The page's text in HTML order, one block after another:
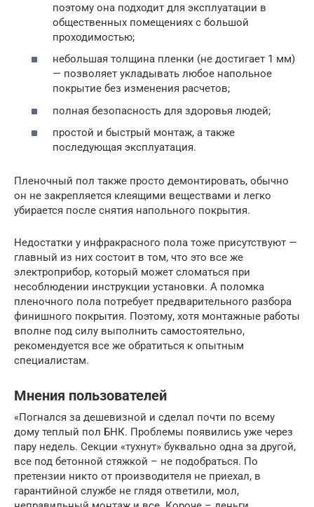
поэтому она подходит для эксплуатации в
общественных помещениях с большой
проходимостью;
небольшая толщина пленки (не достигает 1 мм)
— позволяет укладывать любое напольное
покрытие без изменения расчетов;
полная безопасность для здоровья людей;
простой и быстрый монтаж, а также
последующая эксплуатация.
Пленочный пол также просто демонтировать, обычно
он не закрепляется клеящими веществами и легко
убирается после снятия напольного покрытия.
Недостатки у инфракрасного пола тоже присутствуют —
главный из них состоит в том, что это все же
электроприбор, который может сломаться при
несоблюдении инструкции установки. А поломка
пленочного пола потребует предварительного разбора
финишного покрытия. Поэтому, хотя монтажные работы
вполне под силу выполнить самостоятельно,
рекомендуется все же обратиться к опытным
специалистам.
Мнения пользователей
«Погнался за дешевизной и сделал почти по всему
дому теплый пол БНК. Проблемы появились уже через
пару недель. Секции «тухнут» буквально одна за другой,
все под бетонной стяжкой – не подобраться. По
претензии никто от производителя не приехал, в
гарантийной службе не глядя ответили, мол,